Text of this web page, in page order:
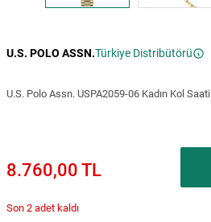
U.S. POLO ASSN.Türkiye Distribütörü
U.S. Polo Assn. USPA2059-06 Kadın Kol Saati
8.760,00 TL
Son 2 adet kaldı